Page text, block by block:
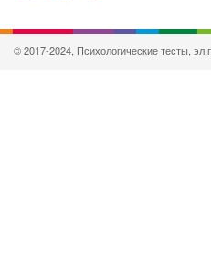
© 2017-2024, Психологические тесты,